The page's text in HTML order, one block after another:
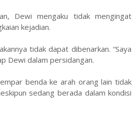
Dewi mengaku tidak mengingat
kejadian.
tidak dapat dibenarkan. “Saya
Dewi dalam persidangan.
benda ke arah orang lain tidak
sedang berada dalam kondisi